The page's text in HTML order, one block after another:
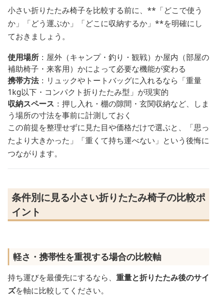
小さい折りたたみ椅子を比較する前に、**「どこで使う
か」「どう運ぶか」「どこに収納するか」**を明確にし
ておきましょう。
使用場所 ：屋外（キャンプ・釣り・観戦）か屋内（部屋の
補助椅子・来客用）かによって必要な機能が変わる
携帯方法：リュックやトートバッグに入れるなら「重量
1kg以下・コンパクト折りたたみ型」が現実的
収納スペース ：押し入れ・棚の隙間・玄関収納など、しま
う場所の寸法を事前に計測しておく
この前提を整理せずに見た目や価格だけで選ぶと、「思っ
たより大きかった」「重くて持ち運べない」という後悔に
つながります。
条件別に見る小さい折りたたみ椅子の比較ポ
イント
軽さ・携帯性を重視する場合の比較軸
持ち運びを最優先にするなら、 重量と折りたたみ後のサイ
ズを軸に比較してください。